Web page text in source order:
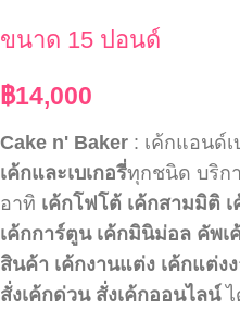
ขนาด 15 ปอนด์
฿14,000
Cake n' Baker : เค้กแอนด์เ
เค้กและเบเกอรี่ทุกชนิด บริก
อาทิ เค้กโฟโต้ เค้กสามมิติ
เค้กการ์ตูน เค้กมินิม่อล คัพเ
สินค้า เค้กงานแต่ง เค้กแต่ง
สั่งเค้กด่วน สั่งเค้กออนไลน์ไ